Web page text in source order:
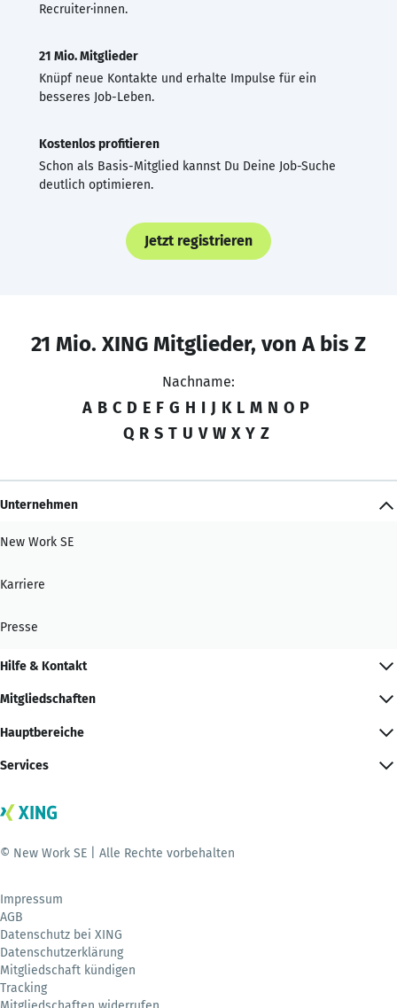
Recruiter·innen.
21 Mio. Mitglieder
Knüpf neue Kontakte und erhalte Impulse für ein
besseres Job-Leben.
Kostenlos profitieren
Schon als Basis-Mitglied kannst Du Deine Job-Suche
deutlich optimieren.
Jetzt registrieren
21 Mio. XING Mitglieder, von A bis Z
Nachname:
A B C D E F G H I J K L M N O P
Q R S T U V W X Y Z
Unternehmen
New Work SE
Karriere
Presse
Hilfe & Kontakt
Mitgliedschaften
Hauptbereiche
Services
© New Work SE | Alle Rechte vorbehalten
Impressum
AGB
Datenschutz bei XING
Datenschutzerklärung
Mitgliedschaft kündigen
Tracking